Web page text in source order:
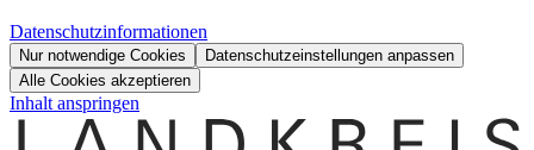
Datenschutzinformationen
Nur notwendige Cookies
Datenschutzeinstellungen anpassen
Alle Cookies akzeptieren
Inhalt anspringen